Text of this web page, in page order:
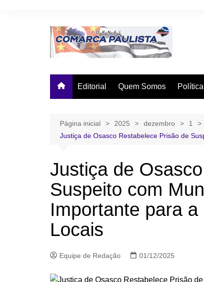
Editorial Quem Somos Política
Página inicial 2025 dezembro
1
Justiça de Osasco Restabelece Prisão de
Justiça de
Suspeito com
Importante para
Locais
Equipe de Redação 01/12/2025